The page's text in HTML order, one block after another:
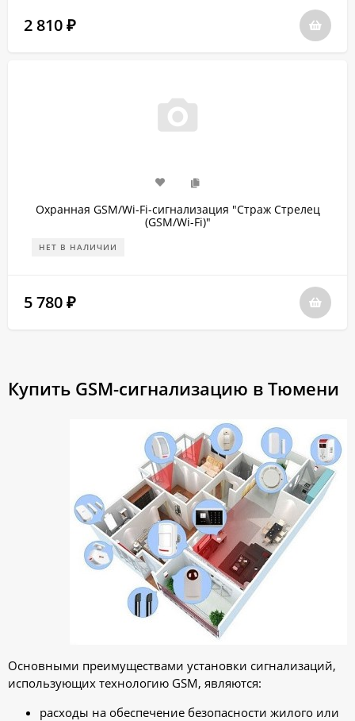
2 810 ₽
Охранная GSM/Wi-Fi-сигнализация "Страж Стрелец
(GSM/Wi-Fi)"
НЕТ В НАЛИЧИИ
5 780 ₽
Купить GSM-сигнализацию в Тюмени
Основными преимуществами установки сигнализаций,
использующих технологию GSM, являются:
расходы на обеспечение безопасности жилого или